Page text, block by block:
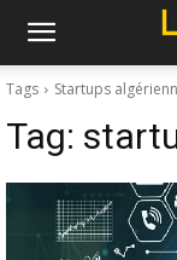
Tags Startups
Tag: